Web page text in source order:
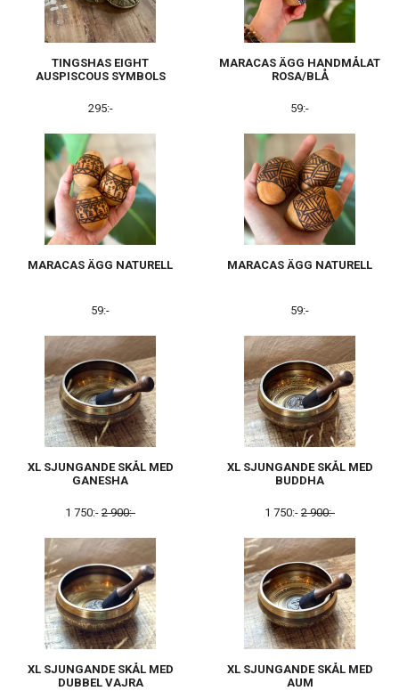
TINGSHAS EIGHT
AUSPISCOUS SYMBOLS
295:-
MARACAS ÄGG HANDMÅLAT
ROSA/BLÅ
59:-
MARACAS ÄGG NATURELL
59:-
MARACAS ÄGG NATURELL
59:-
XL SJUNGANDE SKÅL MED
GANESHA
1 750:- 2 900:-
XL SJUNGANDE SKÅL MED
BUDDHA
1 750:- 2 900:-
XL SJUNGANDE SKÅL MED
DUBBEL VAJRA
XL SJUNGANDE SKÅL MED
AUM